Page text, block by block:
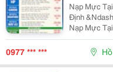
Nạp Mực
Định
Nạp Mực
Vấn &Amp;
Tp.hcm
Mr. Duy
0977 *** ***